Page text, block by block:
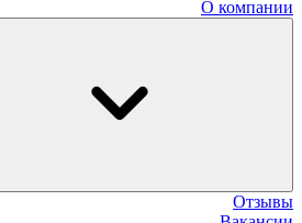
О компании
Отзывы